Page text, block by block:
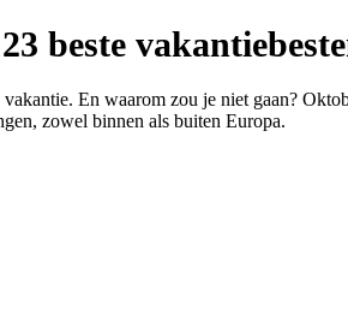
beste
En waarom zou je niet gaan?
zowel binnen als buiten Europa.